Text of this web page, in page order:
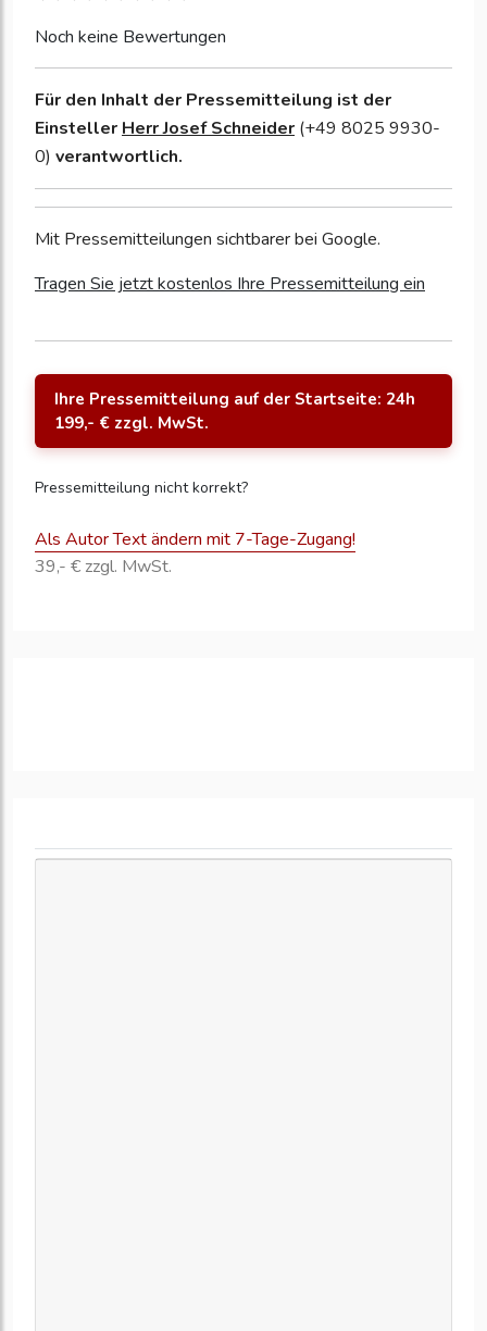
Noch keine Bewertungen
Für den Inhalt der Pressemitteilung ist der
Einsteller Herr Josef Schneider (+49 8025 9930-
0) verantwortlich.
Mit Pressemitteilungen sichtbarer bei Google.
Tragen Sie jetzt kostenlos Ihre Pressemitteilung ein
Ihre Pressemitteilung auf der Startseite: 24h
199,- € zzgl. MwSt.
Pressemitteilung nicht korrekt?
Als Autor Text ändern mit 7-Tage-Zugang!
39,- € zzgl. MwSt.